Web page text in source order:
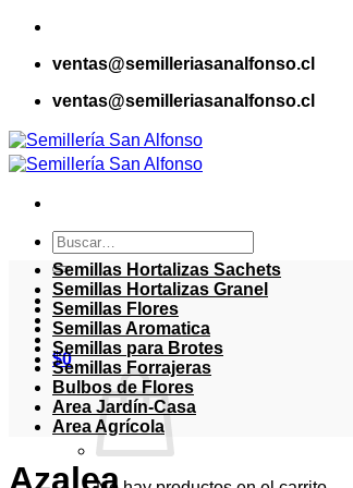
Saltar
contenidoventas@semilleriasanalfonso.cl
ventas@semilleriasanalfonso.cl
Buscar
por:
$0
Semillas Hortalizas Sachets
Semillas Hortalizas Granel
Semillas Flores
Semillas Aromatica
Semillas para Brotes
Semillas Forrajeras
Bulbos de Flores
Area Jardín-Casa
Area Agrícola
Azalea